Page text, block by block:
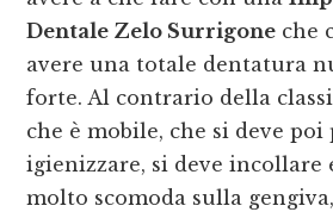
Dentale Zelo Surrigone che
avere una totale dentatura
forte. Al contrario della
che è mobile, che si deve poi
igienizzare, si deve incollare
molto scomoda sulla